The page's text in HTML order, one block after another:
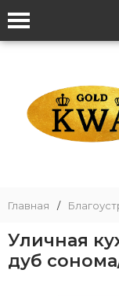
Главная /
Уличная
дуб